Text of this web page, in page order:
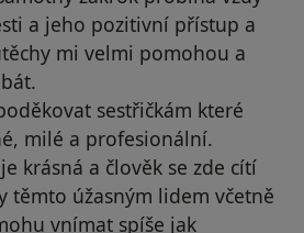
a jeho pozitivní přístup a
mi velmi pomohou a
sestřičkám které
milé a profesionální.
krásná a člověk se zde cítí
těmto úžasným lidem včetně
vnímat spíše jak